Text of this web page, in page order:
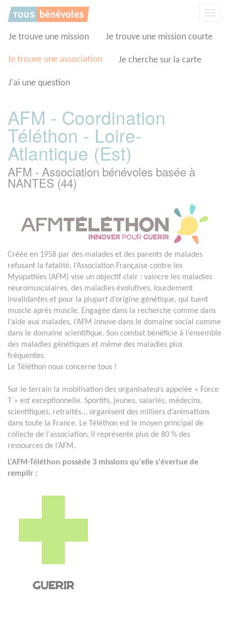
Je trouve une mission Je trouve une mission courte
Je trouve une association Je cherche sur la carte
J'ai une question
AFM - Coordination
Téléthon - Loire-
Atlantique (Est)
AFM - Association bénévoles basée à
NANTES (44)
Créée en 1958 par des malades et des parents de malades
refusant la fatalité, l’Association Française contre les
Myopathies (AFM) vise un objectif clair : vaincre les maladies
neuromusculaires, des maladies évolutives, lourdement
invalidantes et pour la plupart d’origine génétique, qui tuent
muscle après muscle. Engagée dans la recherche comme dans
l’aide aux malades, l’AFM innove dans le domaine social comme
dans le domaine scientifique. Son combat bénéficie à l’ensemble
des maladies génétiques et même des maladies plus
fréquentes.
Le Téléthon nous concerne tous !
Sur le terrain la mobilisation des organisateurs appelée « Force
T » est exceptionnelle. Sportifs, jeunes, salariés, médecins,
scientifiques, retraités... organisent des milliers d’animations
dans toute la France. Le Téléthon est le moyen principal de
collecte de l'association, il représente plus de 80 % des
ressources de l’AFM.
L'AFM-Téléthon possède 3 missions qu'elle s'évertue de
remplir :
Panneau de gestion des cookies